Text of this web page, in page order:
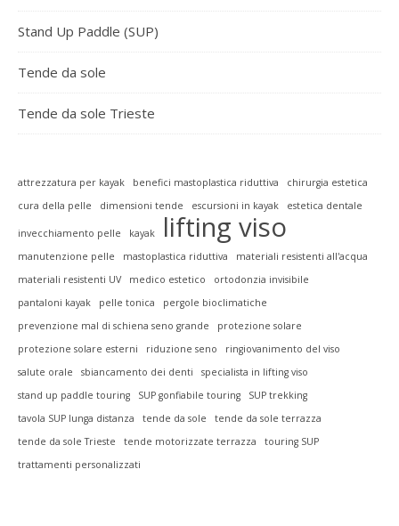
Stand Up Paddle (SUP)
Tende da sole
Tende da sole Trieste
attrezzatura per kayak benefici mastoplastica riduttiva
chirurgia estetica
cura della pelle
dimensioni tende escursioni in kayak estetica dentale
invecchiamento pelle kayak lifting viso
manutenzione pelle mastoplastica riduttiva
materiali resistenti all'acqua
materiali resistenti UV
medico estetico
ortodonzia invisibile
pantaloni kayak
pelle tonica
pergole bioclimatiche
prevenzione mal di schiena seno grande
protezione solare
protezione solare esterni
riduzione seno
ringiovanimento del viso
salute orale
sbiancamento dei denti
specialista in lifting viso
stand up paddle touring
SUP gonfiabile touring
SUP trekking
tavola SUP lunga distanza
tende da sole
tende da sole terrazza
tende da sole Trieste
tende motorizzate terrazza
touring SUP
trattamenti personalizzati